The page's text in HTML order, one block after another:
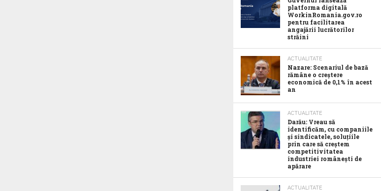
platforma digitală
WorkinRomania.gov.ro
pentru facilitarea
angajării lucrătorilor
străini
ACTUALITATE
Nazare: Scenariul de bază
rămâne o creștere
economică de 0,1% în acest
an
ACTUALITATE
Darău: Vreau să
identificăm, cu companiile
și sindicatele, soluțiile
prin care să creștem
competitivitatea
industriei românești de
apărare
ACTUALITATE